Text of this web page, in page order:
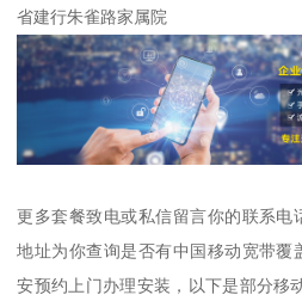
省建行朱雀路家属院
更多套餐致电或私信留言你的联系电
地址为你查询是否有中国移动宽带覆
安预约上门办理安装，以下是部分移